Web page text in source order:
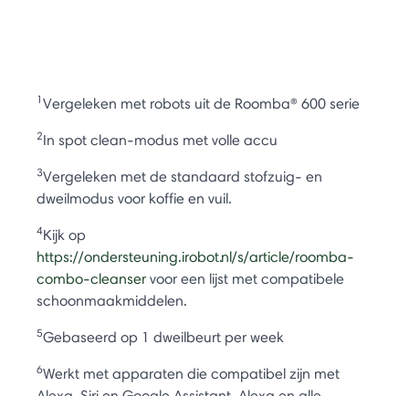
1 Vergeleken met robots uit de Roomba® 600 serie
2In spot clean-modus met volle accu
3Vergeleken met de standaard stofzuig- en
dweilmodus voor koffie en vuil.
4Kijk op
https://ondersteuning.irobot.nl/s/article/roomba-
combo-cleanser voor een lijst met compatibele
schoonmaakmiddelen.
5Gebaseerd op 1 dweilbeurt per week
6Werkt met apparaten die compatibel zijn met